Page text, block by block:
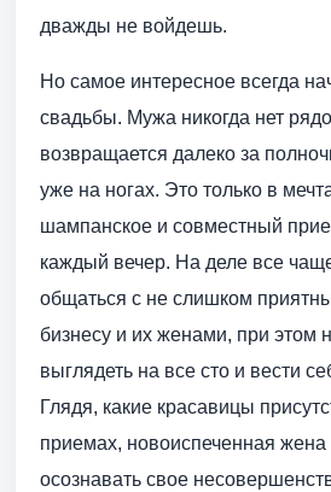
дважды не войдешь.
Но самое интересное всегда
свадьбы. Мужа никогда нет
возвращается далеко за
уже на ногах. Это только в
шампанское и совместный
каждый вечер. На деле все
общаться с не слишком
бизнесу и их женами, при этом
выглядеть на все сто и вести
Глядя, какие красавицы
приемах, новоиспеченная жена
осознавать свое